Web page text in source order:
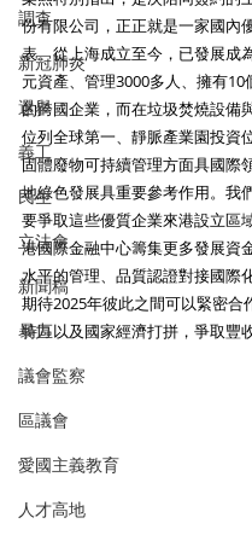
調查
新冠肺炎
選舉
義工
民生
立法會
新聞稿
暴力
議會監察
區議會
愛國主義教育
人才高地
份有限公司，正正就是一家國內
表。從上海成立至今，已發展成
元資產、管理3000多人、擁有10
的跨國企業，而在垃圾焚燒設備
位列全球第一、靜脈產業園投資
固體廢物可持續管理方面具國際
地綠色發展具重要參考作用。我
要爭取這些優質企業來港設立區
港國際金融中心籌集更多發展資
水平的管理、品質認證對接國際
期待2025年彼此之間可以緊密合
特區以及國家經濟打拼，爭取豐